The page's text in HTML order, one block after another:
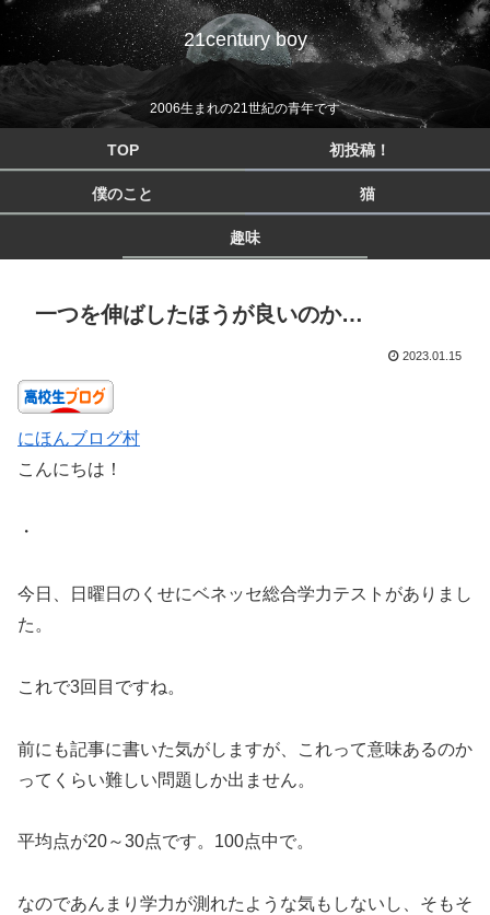
21century boy
2006生まれの21世紀の青年です
TOP 初投稿！
僕のこと 猫
趣味
一つを伸ばしたほうが良いのか…
2023.01.15
にほんブログ村
こんにちは！
・
今日、日曜日のくせにベネッセ総合学力テストがありまし
た。
これで3回目ですね。
前にも記事に書いた気がしますが、これって意味あるのか
ってくらい難しい問題しか出ません。
平均点が20～30点です。100点中で。
なのであんまり学力が測れたような気もしないし、そもそ